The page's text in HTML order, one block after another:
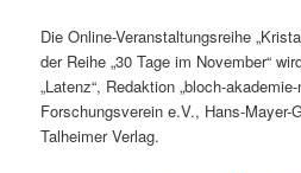
Die Online-Veranstaltungsreihe
der Reihe „30 Tage im November“
„Latenz“, Redaktion „bloch-
Forschungsverein e.V., Hans-Mayer-
Talheimer Verlag.